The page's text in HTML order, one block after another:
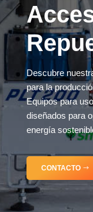
Descubre
para la
Equipos para
diseñados para
energía
CONTACTO